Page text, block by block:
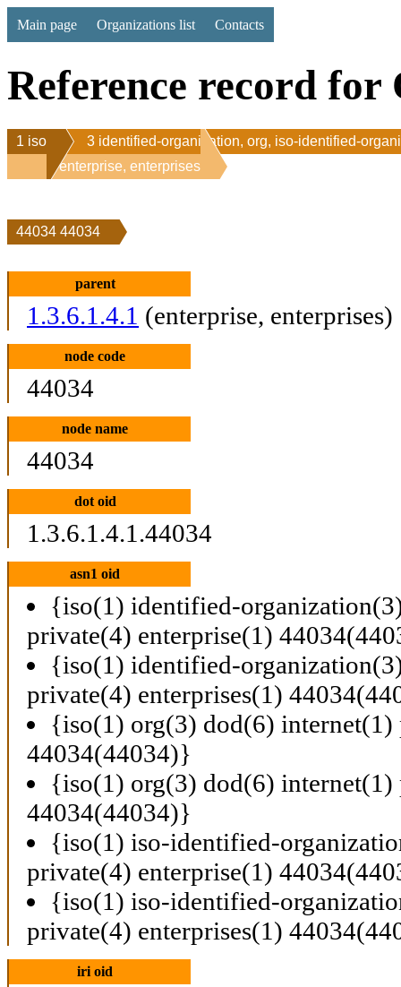
Main page Organizations list Contacts
Reference record for
1 iso
3 identified-organization, org, iso-identified-
1 enterprise, enterprises
44034 44034
parent
1.3.6.1.4.1 (enterprise, enterprises)
node code
44034
node name
44034
dot oid
1.3.6.1.4.1.44034
asn1 oid
{iso(1) identified-
private(4) enterprise(1)
{iso(1) identified-
private(4) enterprises(1)
{iso(1) org(3) dod(6) internet(1)
44034(44034)}
{iso(1) org(3) dod(6) internet(1)
44034(44034)}
{iso(1) iso-identified-
private(4) enterprise(1)
{iso(1) iso-identified-
private(4) enterprises(1)
iri oid